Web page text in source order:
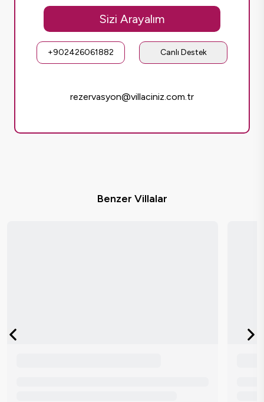
Sizi Arayalım
+902426061882 Canlı Destek
rezervasyon@villaciniz.com.tr
Benzer Villalar